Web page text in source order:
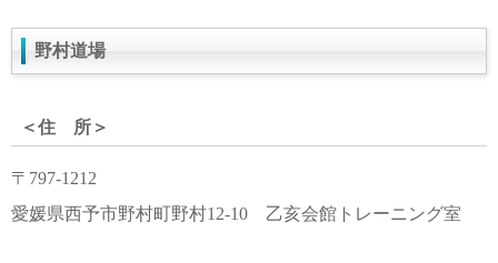
野村道場
＜住 所＞
〒797-1212
愛媛県西予市野村町野村12-10 乙亥会館トレーニング室